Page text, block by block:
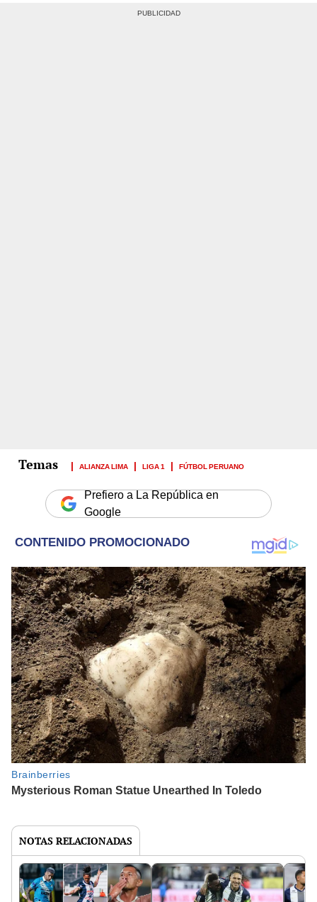
ALIANZA LIMA LIGA 1 FÚTBOL PERUANO
Prefiero a La República en
Google
NOTAS RELACIONADAS